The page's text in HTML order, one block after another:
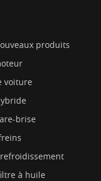
produits
voiture
brise
à huile